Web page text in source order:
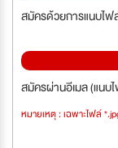
สมัครด้วยการแนบไฟ
สมัครผ่านอีเมล (แนบ
หมายเหตุ : เฉพาะไฟล์